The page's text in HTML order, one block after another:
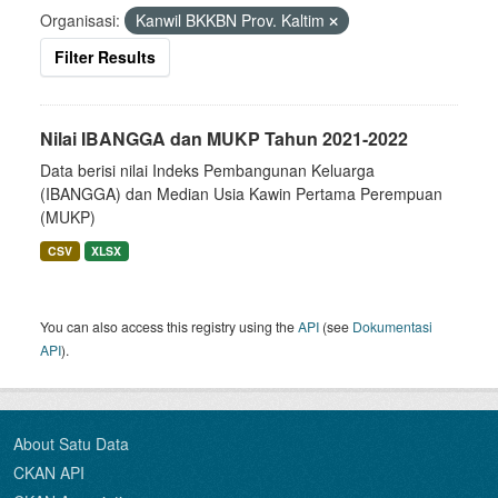
Organisasi:
Kanwil BKKBN Prov. Kaltim
Filter Results
Nilai IBANGGA dan MUKP Tahun 2021-2022
Data berisi nilai Indeks Pembangunan Keluarga
(IBANGGA) dan Median Usia Kawin Pertama Perempuan
(MUKP)
CSV XLSX
You can also access this registry using theAPI (see Dokumentasi
API).
About Satu Data
CKAN API